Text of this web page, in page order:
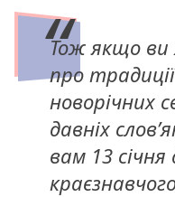
Тож якщо ви
про
новорічних
давніх
вам 13 січня